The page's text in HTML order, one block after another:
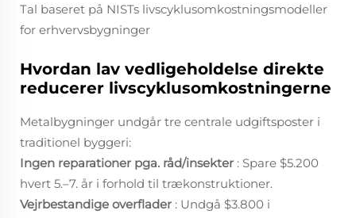
Tal baseret på NISTs livscyklusomkostningsmodeller
for erhvervsbygninger
Hvordan lav vedligeholdelse direkte
reducerer livscyklusomkostningerne
Metalbygninger undgår tre centrale udgiftsposter i
traditionel byggeri:
Ingen reparationer pga. råd/insekter : Spare $5.200
hvert 5.–7. år i forhold til trækonstruktioner.
Vejrbestandige overflader : Undgå $3.800 i